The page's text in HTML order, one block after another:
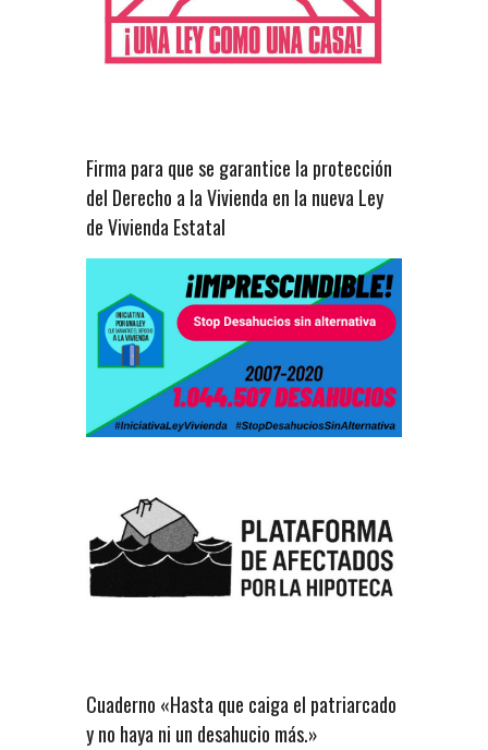
Firma para que se garantice la protección
del Derecho a la Vivienda en la nueva Ley
de Vivienda Estatal
Cuaderno «Hasta que caiga el patriarcado
y no haya ni un desahucio más.»